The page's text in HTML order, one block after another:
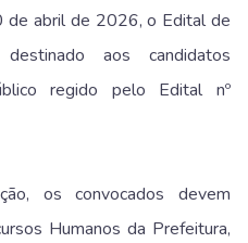
de abril de 2026, o Edital de
aos candidatos
regido pelo Edital nº
os convocados devem
Humanos da Prefeitura,